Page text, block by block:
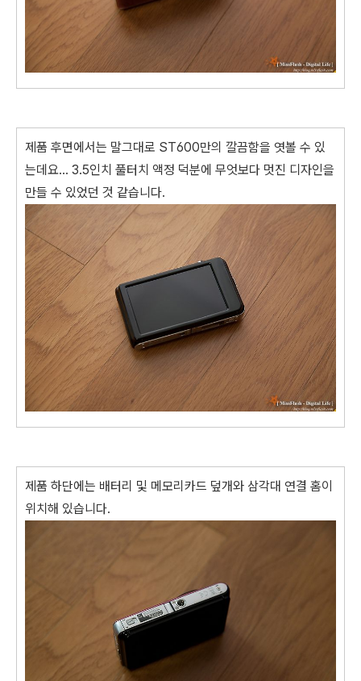
제품 후면에서는 말그대로 ST600만의 깔끔함을 엿볼 수 있
는데요... 3.5인치 풀터치 액정 덕분에 무엇보다 멋진 디자인을
만들 수 있었던 것 같습니다.
제품 하단에는 배터리 및 메모리카드 덮개와 삼각대 연결 홈이
위치해 있습니다.